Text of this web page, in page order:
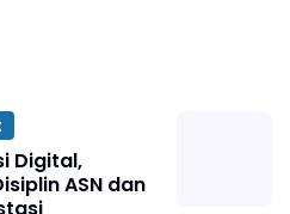
Digital,
ASN dan